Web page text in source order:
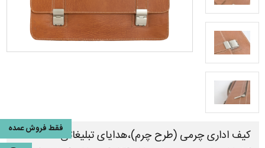
کیف اداری چرمی (طرح چرم)،هدایای تبلیغاتیفقط فروش عمده